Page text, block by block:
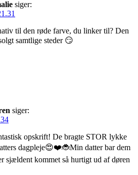
siger:
til den røde farve, du linker til? Den
samtlige steder 😏
siger:
opskrift! De bragte STOR lykke
dagpleje😍❤️🐞Min datter bar dem
sjældent kommet så hurtigt ud af døren